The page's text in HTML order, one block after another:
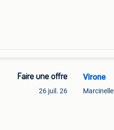
Faire une offre
26 juil. 26
Virone
Marcinelle